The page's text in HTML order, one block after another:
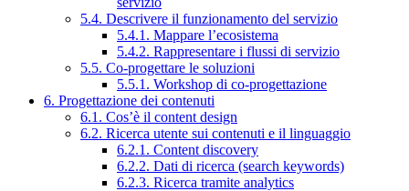
5.4. Descrivere il funzionamento del servizio
5.4.1. Mappare l’ecosistema
5.4.2. Rappresentare i flussi di servizio
5.5. Co-progettare le soluzioni
5.5.1. Workshop di co-progettazione
6. Progettazione dei contenuti
6.1. Cos’è il content design
6.2. Ricerca utente sui contenuti e il linguaggio
6.2.1. Content discovery
6.2.2. Dati di ricerca (search keywords)
6.2.3. Ricerca tramite analytics